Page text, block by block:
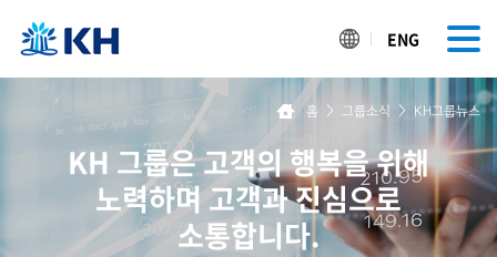
ENG
KH 그룹은 고객의 행복을 위해
노력하며 고객과 진심으로
소통합니다.
홈 > 그룹소식 > KH그룹뉴스